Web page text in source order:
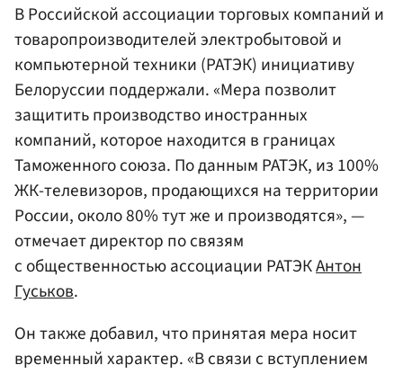
В Российской ассоциации торговых компаний и
товаропроизводителей электробытовой и
компьютерной техники (РАТЭК) инициативу
Белоруссии поддержали. «Мера позволит
защитить производство иностранных
компаний, которое находится в границах
Таможенного союза. По данным РАТЭК, из 100%
ЖК-телевизоров, продающихся на территории
России, около 80% тут же и производятся», —
отмечает директор по связям
с общественностью ассоциации РАТЭКАнтон
Гуськов.
Он также добавил, что принятая мера носит
временный характер. «В связи с вступлением